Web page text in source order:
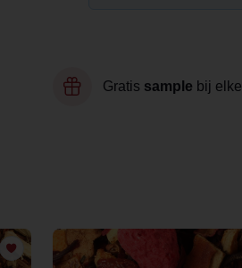
Gratis sample bij